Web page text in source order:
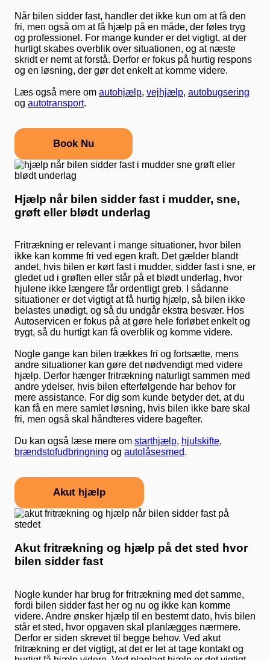
Når bilen sidder fast, handler det ikke kun om at få den
fri, men også om at få hjælp på en måde, der føles tryg
og professionel. For mange kunder er det vigtigt, at der
hurtigt skabes overblik over situationen, og at næste
skridt er nemt at forstå. Derfor er fokus på hurtig respons
og en løsning, der gør det enkelt at komme videre.
Læs også mere om autohjælp, vejhjælp, autobugsering
og autotransport.
Book Nu
Hjælp når bilen sidder fast i mudder, sne,
grøft eller blødt underlag
Fritrækning er relevant i mange situationer, hvor bilen
ikke kan komme fri ved egen kraft. Det gælder blandt
andet, hvis bilen er kørt fast i mudder, sidder fast i sne, er
gledet ud i grøften eller står på et blødt underlag, hvor
hjulene ikke længere får ordentligt greb. I sådanne
situationer er det vigtigt at få hurtig hjælp, så bilen ikke
belastes unødigt, og så du undgår ekstra besvær. Hos
Autoservicen er fokus på at gøre hele forløbet enkelt og
trygt, så du hurtigt kan få overblik og komme videre.
Nogle gange kan bilen trækkes fri og fortsætte, mens
andre situationer kan gøre det nødvendigt med videre
hjælp. Derfor hænger fritrækning naturligt sammen med
andre ydelser, hvis bilen efterfølgende har behov for
mere assistance. For dig som kunde betyder det, at du
kan få en mere samlet løsning, hvis bilen ikke bare skal
fri, men også skal håndteres videre bagefter.
Du kan også læse mere om starthjælp, hjulskifte,
brændstofudbringning og autolåsesmed.
Akut hjælp
Akut fritrækning og hjælp på det sted hvor
bilen sidder fast
Nogle kunder har brug for fritrækning med det samme,
fordi bilen sidder fast her og nu og ikke kan komme
videre. Andre ønsker hjælp til en bestemt dato, hvis bilen
står et sted, hvor opgaven skal planlægges nærmere.
Derfor er siden skrevet til begge behov. Ved akut
fritrækning er det vigtigt, at det er let at tage kontakt og